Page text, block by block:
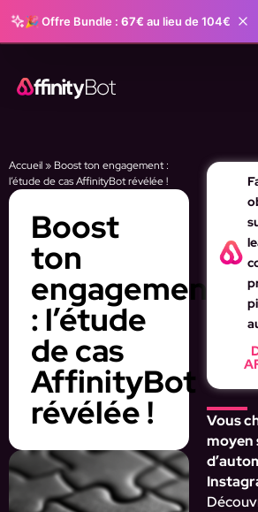
🎉 Offre Bundle : 67€ au lieu de 104€
Accueil» Boost ton engagement :
l’étude de cas AffinityBot révélée !
Boost
ton
engagement
: l’étude
de cas
AffinityBot
révélée !
Vous
moyen